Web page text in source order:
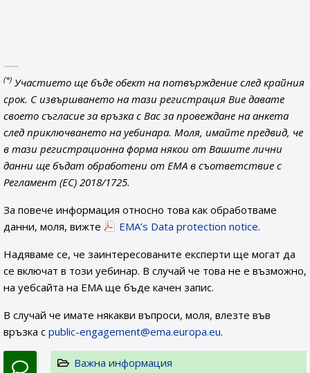
(*) Участието ще бъде обект на потвърждение след крайния
срок. С извършването на тази регистрация Вие давате
своето съгласие за връзка с Вас за провеждане на анкета
след приключването на уебинара. Моля, имайте предвид, че
в тази регистрационна форма някои от Вашите лични
данни ще бъдат обработени от EMA в съответствие с
Регламент (ЕС) 2018/1725.
За повече информация относно това как обработваме
данни, моля, вижте
EMA’s Data protection notice.
Надяваме се, че заинтересованите експерти ще могат да
се включат в този уебинар. В случай че това не е възможно,
на уебсайта на ЕМА ще бъде качен запис.
В случай че имате някакви въпроси, моля, влезте във
връзка с public-engagement@ema.europa.eu.
Важна информация